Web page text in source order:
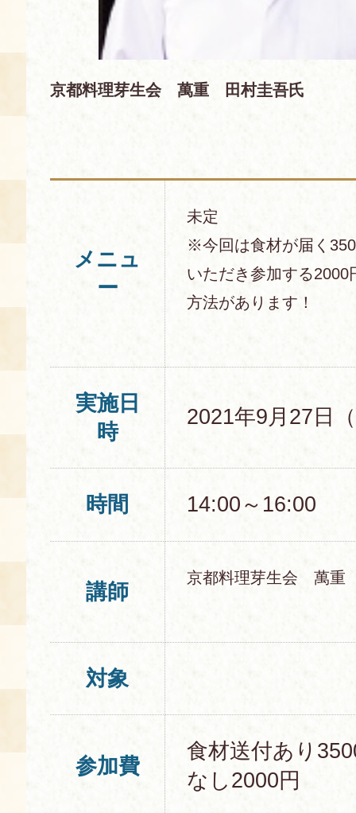
京都料理芽生会 萬重 田村圭吾氏
メニュ
ー
未定
※今回は食材が届く
いただき参加する2000
方法があります！
実施日
時
2021年9月27日
時間 14:00～16:00
講師
京都料理芽生会 萬重
対象
参加費
食材送付あり
なし2000円